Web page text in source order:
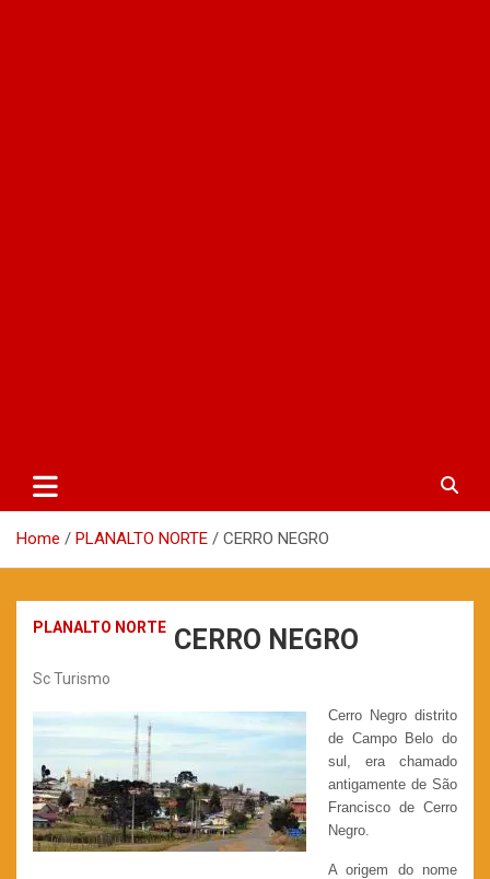
Home PLANALTO NORTE CERRO NEGRO
PLANALTO NORTE CERRO NEGRO
Sc Turismo
Cerro Negro distrito
de Campo Belo do
sul, era chamado
antigamente de São
Francisco de Cerro
Negro.
A origem do nome